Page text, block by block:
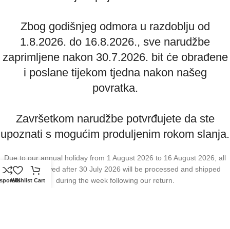
Zbog godišnjeg odmora u razdoblju od
1.8.2026. do 16.8.2026., sve narudžbe
zaprimljene nakon 30.7.2026. bit će obrađene
i poslane tijekom tjedna nakon našeg
povratka.
Završetkom narudžbe potvrđujete da ste
upoznati s mogućim produljenim rokom slanja.
Due to our annual holiday from 1 August 2026 to 16 August 2026, all
orders received after 30 July 2026 will be processed and shipped
during the week following our return.
Wishlist Cart